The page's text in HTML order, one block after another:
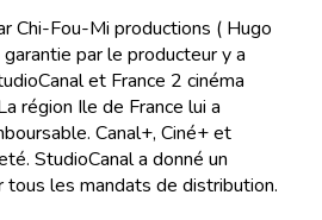
Chi-Fou-Mi productions ( Hugo
par le producteur y a
et France 2 cinéma
région Ile de France lui a
Canal+, Ciné+ et
StudioCanal a donné un
tous les mandats de distribution.